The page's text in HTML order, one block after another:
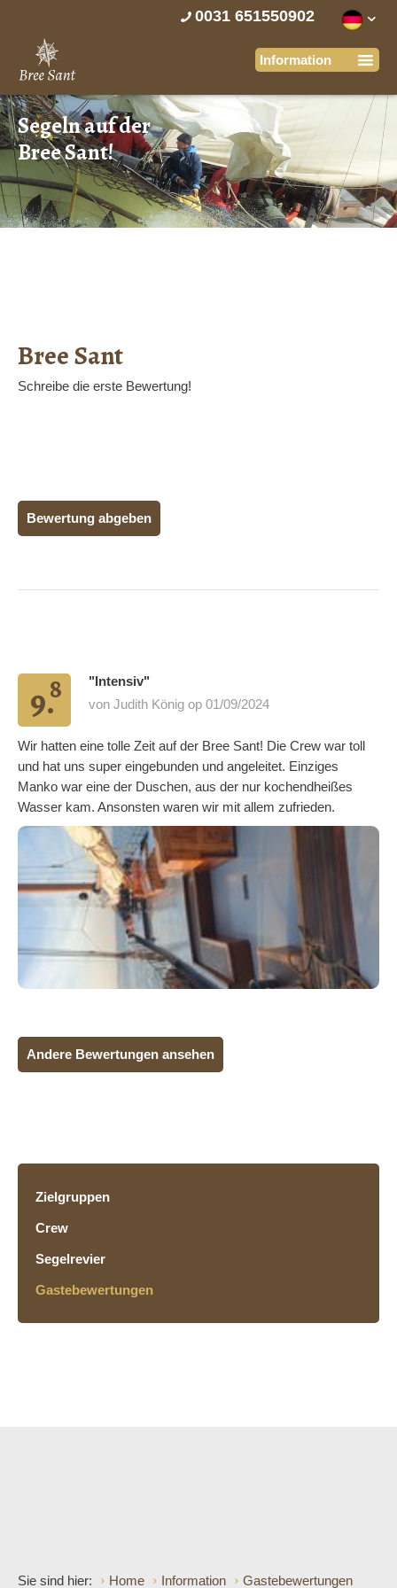
0031 651550902
Segeln auf der
Bree Sant!
Bree Sant
Schreibe die erste Bewertung!
Bewertung abgeben
9.8
"Intensiv"
von Judith König op 01/09/2024
Wir hatten eine tolle Zeit auf der Bree Sant! Die Crew war toll
und hat uns super eingebunden und angeleitet. Einziges
Manko war eine der Duschen, aus der nur kochendheißes
Wasser kam. Ansonsten waren wir mit allem zufrieden.
Andere Bewertungen ansehen
Zielgruppen
Crew
Segelrevier
Gastebewertungen
Sie sind hier: Home Information Gastebewertungen